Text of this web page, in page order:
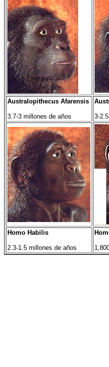
Australopithecus Afarensis
3.7-3 millones de años 3-
Homo Habilis
2.3-1.5 millones de años